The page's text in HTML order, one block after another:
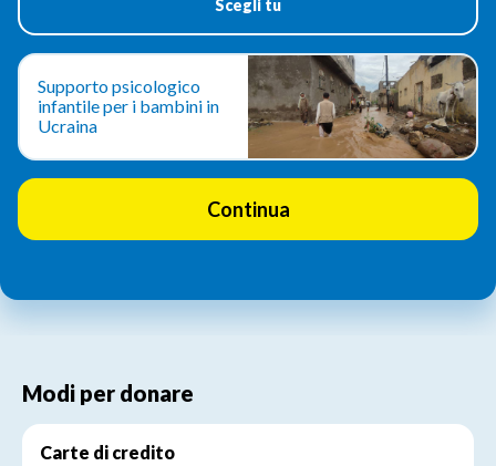
Scegli tu
Supporto psicologico
infantile per i bambini in
Ucraina
Modi per donare
Carte di credito